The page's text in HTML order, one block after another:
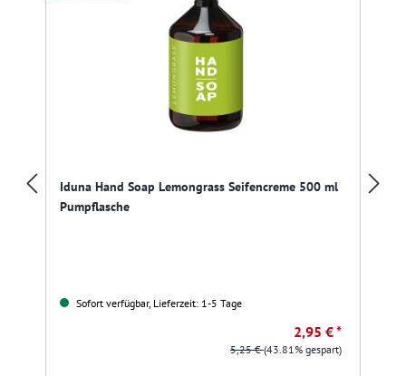
Iduna Hand Soap Lemongrass Seifencreme 500 ml
Pumpflasche
Sofort verfügbar, Lieferzeit: 1-5 Tage
2,95 € *
5,25 €(43.81% gespart)